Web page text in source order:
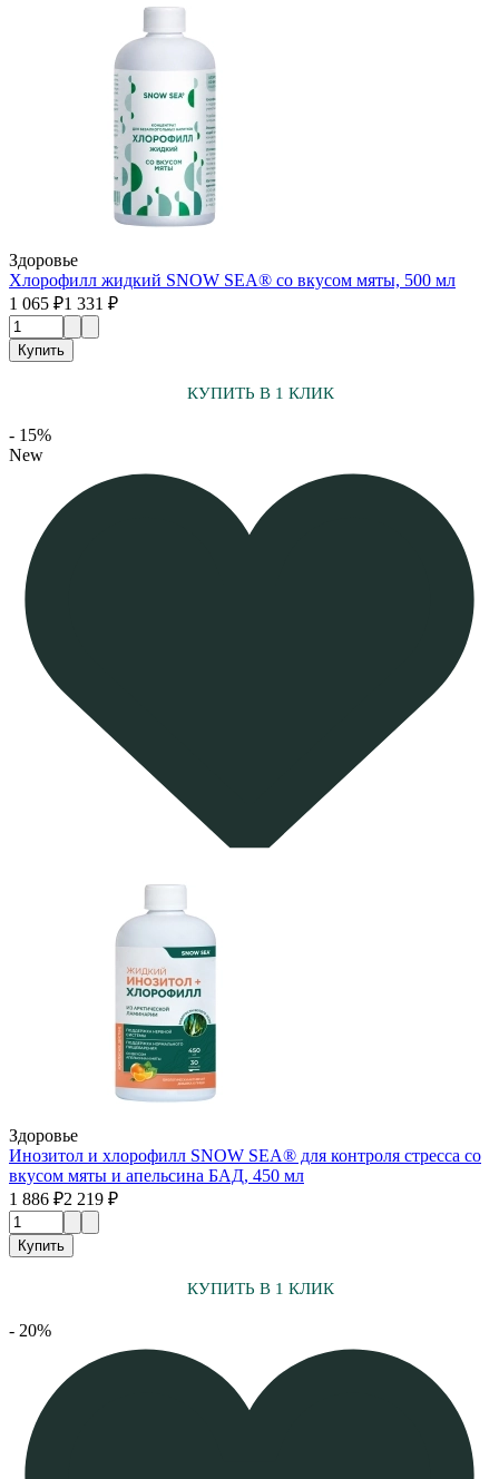
Здоровье
Хлорофилл жидкий SNOW SEA® со вкусом мяты, 500 мл
1 065 ₽1 331 ₽
Купить
КУПИТЬ В 1 КЛИК
- 15%
New
Здоровье
Инозитол и хлорофилл SNOW SEA® для контроля стресса со
вкусом мяты и апельсина БАД, 450 мл
1 886 ₽2 219 ₽
Купить
КУПИТЬ В 1 КЛИК
- 20%